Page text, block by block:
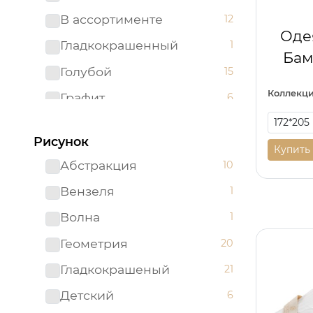
180*220
180*230
180*235
180х200
200*215 Евро 19
200*220 1
200х215 63
215*220 13
215*240 18
215*260 15
В ассортименте 12
Гладкокрашенный 1
Голубой 15
Графит 6
Зеленый
Золотой
Капучино
Карамель
Коричневый
Красный
Кремовый
Рисунок
Абстракция
10
Вензеля 1
Волна 1
Геометрия 20
Гладкокрашеный 21
Детский 6
Купить